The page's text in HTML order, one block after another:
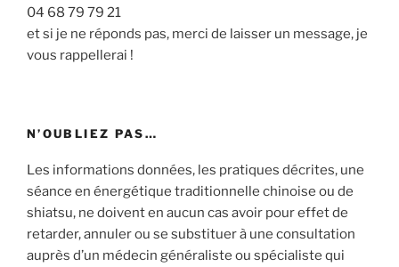
04 68 79 79 21
et si je ne réponds pas, merci de laisser un message, je
vous rappellerai !
N’OUBLIEZ PAS…
Les informations données, les pratiques décrites, une
séance en énergétique traditionnelle chinoise ou de
shiatsu, ne doivent en aucun cas avoir pour effet de
retarder, annuler ou se substituer à une consultation
auprès d’un médecin généraliste ou spécialiste qui